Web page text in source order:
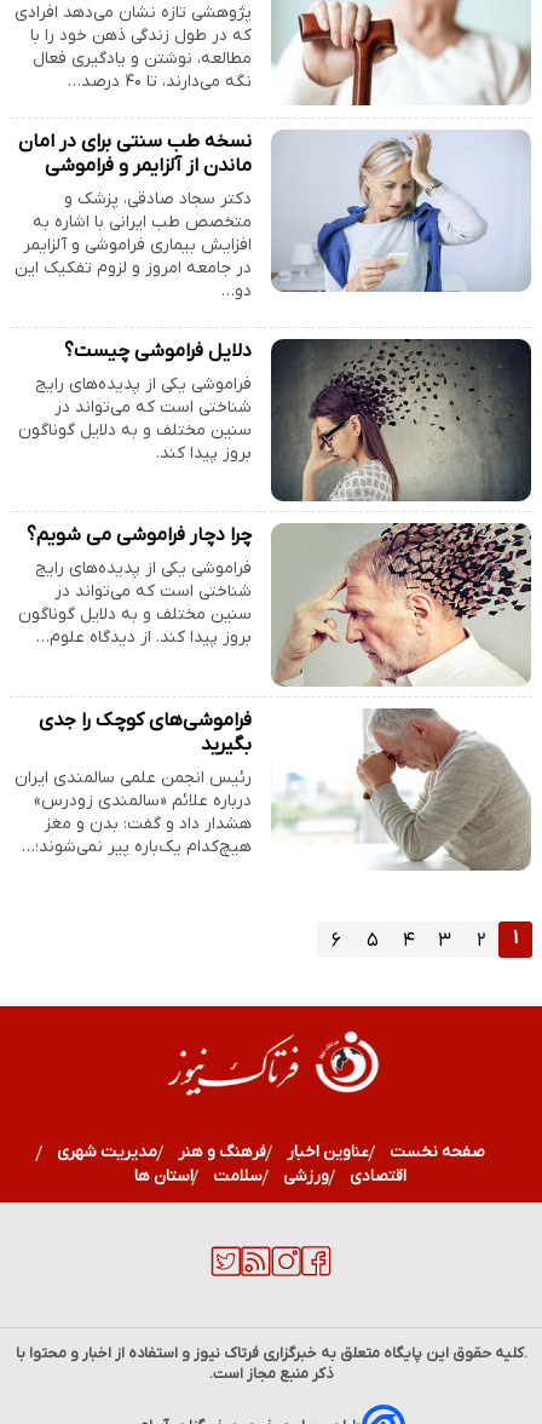
پژوهشی تازه نشان می‌دهد افرادی
که در طول زندگی ذهن خود را با
مطالعه، نوشتن و یادگیری فعال
نگه می‌دارند، تا ۴۰ درصد…
نسخه طب سنتی برای در امان
ماندن از آلزایمر و فراموشی
دکتر سجاد صادقی، پزشک و
متخصص طب ایرانی با اشاره به
افزایش بیماری فراموشی و آلزایمر
در جامعه امروز و لزوم تفکیک این
دو…
دلایل فراموشی چیست؟
فراموشی یکی از پدیده‌های رایج
شناختی است که می‌تواند در
سنین مختلف و به دلایل گوناگون
بروز پیدا کند.
چرا دچار فراموشی می شویم؟
فراموشی یکی از پدیده‌های رایج
شناختی است که می‌تواند در
سنین مختلف و به دلایل گوناگون
بروز پیدا کند. از دیدگاه علوم…
فراموشی‌های کوچک را جدی
بگیرید
رئیس انجمن علمی سالمندی ایران
درباره علائم «سالمندی زودرس»
هشدار داد و گفت: بدن و مغز
هیچ‌کدام یک‌باره پیر نمی‌شوند؛…
۱ ۲ ۳ ۴ ۵ ۶
صفحه نخست عناوین اخبار فرهنگ و هنر
مدیریت شهری
اقتصادی
ورزشی سلامت استان ها
.کلیه حقوق این پایگاه متعلق به خبرگزاریفرتاک نیوز و استفاده از اخبار و محتوا با
ذکر منبع مجاز است.